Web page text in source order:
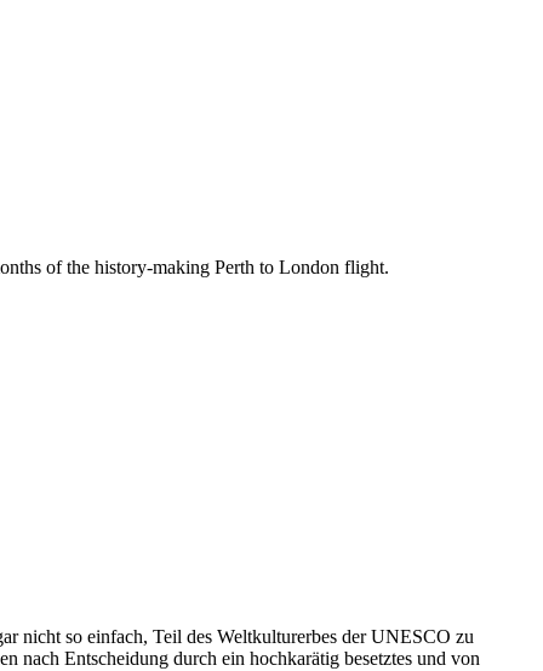
of the history-making Perth to London flight.
nicht so einfach, Teil des Weltkulturerbes der UNESCO zu
nach Entscheidung durch ein hochkarätig besetztes und von